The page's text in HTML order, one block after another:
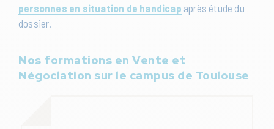
personnes en situation de handicap après étude du
dossier.
Nos formations en Vente et
Négociation sur le campus de Toulouse